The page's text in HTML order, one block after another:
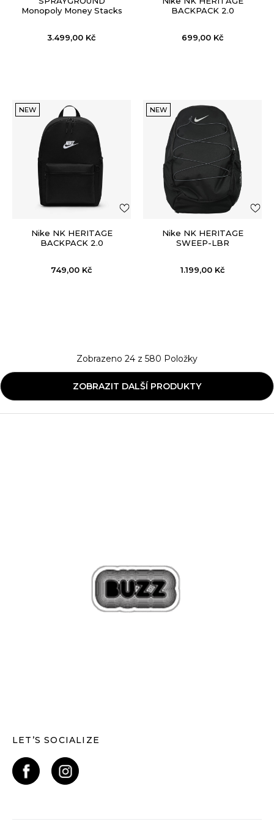
Monopoly Money Stacks
3.499,00 Kč
BACKPACK 2.0
699,00 Kč
NEW
Nike NK HERITAGE
BACKPACK 2.0
749,00 Kč
NEW
Nike NK HERITAGE
SWEEP-LBR
1.199,00 Kč
Zobrazeno 24 z 580 Položky
ZOBRAZIT DALŠÍ PRODUKTY
LET’S SOCIALIZE